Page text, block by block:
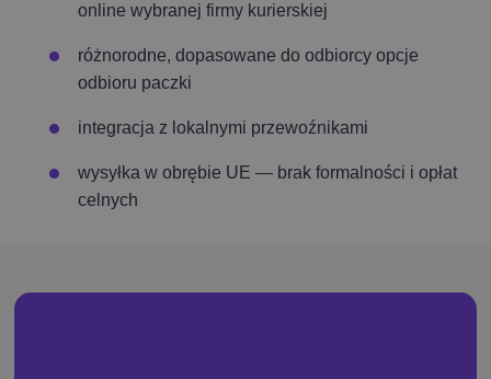
online wybranej firmy kurierskiej
różnorodne, dopasowane do odbiorcy opcje
odbioru paczki
integracja z lokalnymi przewoźnikami
wysyłka w obrębie UE — brak formalności i opłat
celnych